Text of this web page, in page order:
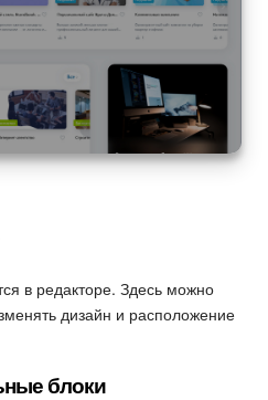
в редакторе. Здесь можно
дизайн и расположение
блоки